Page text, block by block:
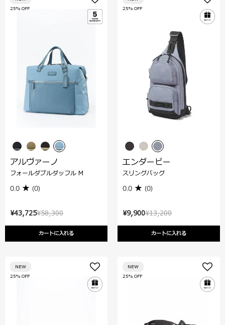
¥58,300
¥43,725
カートに入れる
25% OFF
アルヴァーノ
フォールダブルダッフル M
0.0 (0)
¥13,200
¥9,900
カートに入れる
25% OFF
エンダービー
スリングバッグ
0.0 (0)
25% OFF
NEW
25% OFF
NEW